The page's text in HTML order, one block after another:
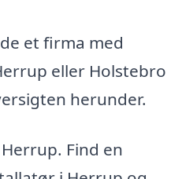
et firma med
eller Holstebro
herunder.
Find en